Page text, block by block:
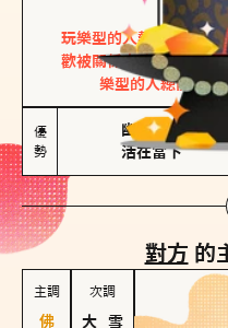
皮
玩樂型的人熱情洋溢，
歡被關係中的限制綑綁
樂型的人總能帶來
優
勢
幽默風趣
活在當下
對方 的
主調 次調